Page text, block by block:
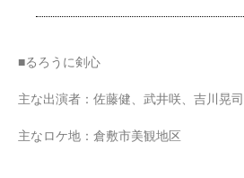
■るろうに剣心
主な出演者：佐藤健、武井咲、吉川晃司
主なロケ地：倉敷市美観地区